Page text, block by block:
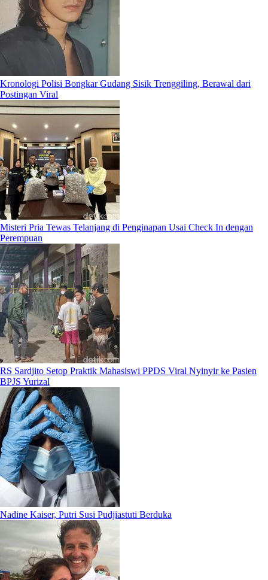
Kronologi Polisi Bongkar Gudang Sisik Trenggiling, Berawal dari
Postingan Viral
Misteri Pria Tewas Telanjang di Penginapan Usai Check In dengan
Perempuan
RS Sardjito Setop Praktik Mahasiswi PPDS Viral Nyinyir ke Pasien
BPJS Yurizal
Nadine Kaiser, Putri Susi Pudjiastuti Berduka